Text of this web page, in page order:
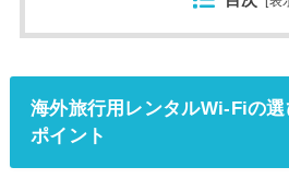
海外旅行用レンタルWi-Fiの
ポイント